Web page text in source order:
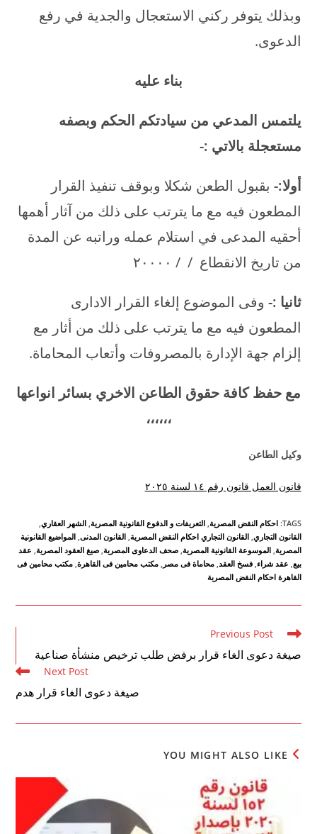
وبذلك يتوفر ركني الاستعجال والجدية في رفع
الدعوى.
بناء عليه
يلتمس المدعي من سيادتكم الحكم وبصفه
مستعجلة بالاتي :-
أولا:- بقبول الطعن شكلا وبوقف تنفيذ القرار
المطعون فيه مع ما يترتب على ذلك من آثار أهمها
أحقيه المدعى في استلام عمله وراتبه عن المدة
من تاريخ الانقطاع / / ۲۰۰۰۰
ثانيا :- وفى الموضوع إلغاء القرار الادارى
المطعون فيه مع ما يترتب على ذلك من أثار مع
إلزام جهة الإدارة بالمصروفات وأتعاب المحاماة.
مع حفظ كافة حقوق الطاعن الاخري بسائر انواعها
،،،،،،
وكيل الطاعن
قانون العمل قانون رقم ١٤ لسنة ٢٠٢٥
TAGS
:احكام النقض المصرية, التعريفات و الدفوع القانونية المصرية, الشهر العقاري,
القانون التجاري, القانون التجاري احكام النقض المصرية, القانون المدنى, المواضيع القانونية
المصرية, الموسوعة القانونية المصرية, صحف الدعاوى المصرية, صيغ العقود المصرية, عقد
بيع, عقد شراء, فسخ العقد, محاماة فى مصر , مكتب محامين فى القاهرة, مكتب محامين فى
القاهرة احكام النقض المصرية
Read
articles
Previous Post
صيغة دعوى الغاء قرار برفض طلب ترخيص منشأة صناعية
Next Post
صيغة دعوى الغاء قرار هدم
YOU MIGHT ALSO LIKE